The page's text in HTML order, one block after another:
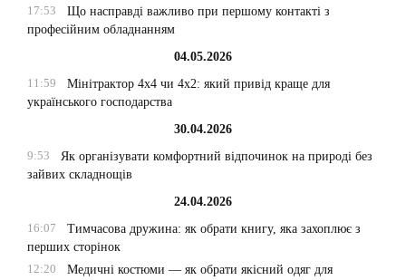
17:53
Що насправді важливо при першому контакті з
професійним обладнанням
04.05.2026
11:59
Мінітрактор 4х4 чи 4х2: який привід краще для
українського господарства
30.04.2026
9:53
Як організувати комфортний відпочинок на природі без
зайвих складнощів
24.04.2026
16:07
Тимчасова дружина: як обрати книгу, яка захоплює з
перших сторінок
12:20
Медичні костюми — як обрати якісний одяг для